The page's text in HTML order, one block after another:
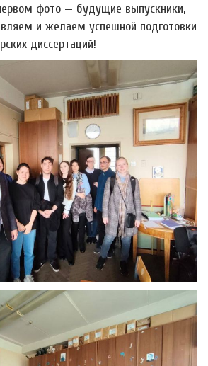
фото — будущие выпускники,
и желаем успешной подготовки
диссертаций!